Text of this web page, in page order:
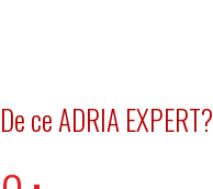
De ce ADRIA EXPERT?